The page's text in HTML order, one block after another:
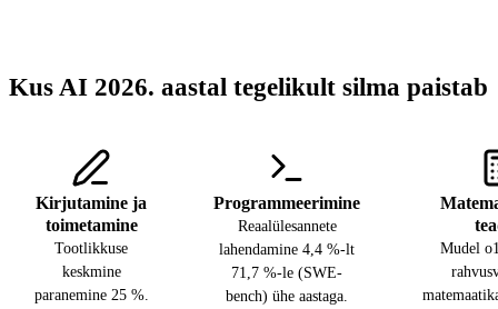
Kus AI 2026. aastal tegelikult silma paistab
Kirjutamine ja
toimetamine
Tootlikkuse
keskmine
paranemine 25 %.
Programmeerimine
Reaalülesannete
lahendamine 4,4 %-lt
71,7 %-le (SWE-
bench) ühe aastaga.
Mudel